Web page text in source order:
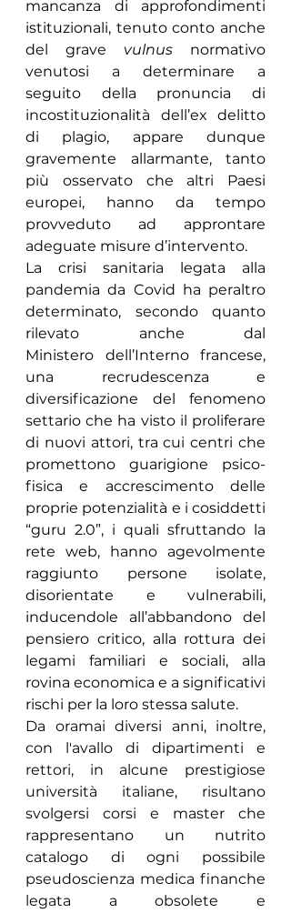
mancanza di approfondimenti
istituzionali, tenuto conto anche
del grave vulnus normativo
venutosi a determinare a
seguito della pronuncia di
incostituzionalità dell’ex delitto
di plagio, appare dunque
gravemente allarmante, tanto
più osservato che altri Paesi
europei, hanno da tempo
provveduto ad approntare
adeguate misure d’intervento.
La crisi sanitaria legata alla
pandemia da Covid ha peraltro
determinato, secondo quanto
rilevato anche dal
Ministero dell’Interno francese,
una recrudescenza e
diversificazione del fenomeno
settario che ha visto il proliferare
di nuovi attori, tra cui centri che
promettono guarigione psico-
fisica e accrescimento delle
proprie potenzialità e i cosiddetti
“guru 2.0”, i quali sfruttando la
rete web, hanno agevolmente
raggiunto persone isolate,
disorientate e vulnerabili,
inducendole all’abbandono del
pensiero critico, alla rottura dei
legami familiari e sociali, alla
rovina economica e a significativi
rischi per la loro stessa salute.
Da oramai diversi anni, inoltre,
con l'avallo di dipartimenti e
rettori, in alcune prestigiose
università italiane, risultano
svolgersi corsi e master che
rappresentano un nutrito
catalogo di ogni possibile
pseudoscienza medica finanche
legata a obsolete e